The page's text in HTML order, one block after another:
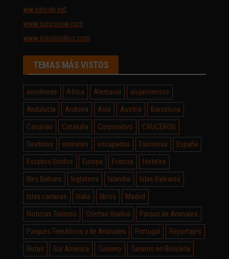
ww.soloski.net
www.solosnow.com
www.solonordico.com
TEMAS MÁS VISTOS
aerolineas Africa Alemania
alojamientos
Andalucía
Andorra Asia Austria
Barcelona
Canarias
Cataluña Corporativo
CRUCEROS
Destinos
emirates escapadas Eslovenia
España
Estados Unidos
Europa Francia
Hoteles
Illes Balears
Inglaterra Islandia
Islas Baleares
Islas canarias
Italia libros
Madrid
Noticias Turismo
Ofertas Vuelos
Parque de Animales
Parques Temáticos y de Animales
Portugal
Reportajes
Rutas
Sur América Turismo
Turismo en Bicicleta